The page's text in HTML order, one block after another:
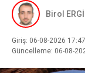
Birol
Giriş: 06-08-2026 17:47
Güncelleme: 06-08-